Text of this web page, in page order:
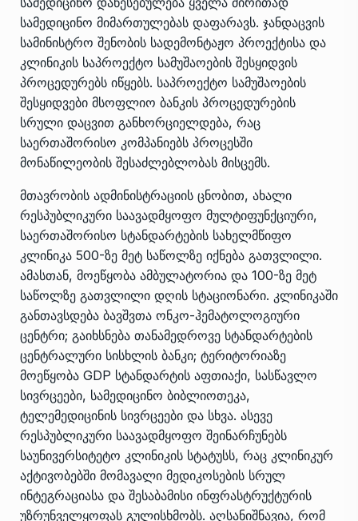
სამედიცინო მიმართულებას დაფარავს. ჯანდაცვის
სამინისტრო შენობის სადემონტაჟო პროექტისა და
კლინიკის საპროექტო სამუშაოების შესყიდვის
პროცედურებს იწყებს. საპროექტო სამუშაოების
შესყიდვები მსოფლიო ბანკის პროცედურების
სრული დაცვით განხორციელდება, რაც
საერთაშორისო კომპანიებს პროცესში
მონაწილეობის შესაძლებლობას მისცემს.
მთავრობის ადმინისტრაციის ცნობით, ახალი
რესპუბლიკური საავადმყოფო მულტიფუნქციური,
საერთაშორისო სტანდარტების სახელმწიფო
კლინიკა 500-ზე მეტ საწოლზე იქნება გათვლილი.
ამასთან, მოეწყობა ამბულატორია და 100-ზე მეტ
საწოლზე გათვლილი დღის სტაციონარი. კლინიკაში
განთავსდება ბავშვთა ონკო-ჰემატოლოგიური
ცენტრი; გაიხსნება თანამედროვე სტანდარტების
ცენტრალური სისხლის ბანკი; ტერიტორიაზე
მოეწყობა GDP სტანდარტის აფთიაქი, სასწავლო
სივრცეები, სამედიცინო ბიბლიოთეკა,
ტელემედიცინის სივრცეები და სხვა. ასევე
რესპუბლიკური საავადმყოფო შეინარჩუნებს
საუნივერსიტეტო კლინიკის სტატუსს, რაც კლინიკურ
აქტივობებში მომავალი მედიკოსების სრულ
ინტეგრაციასა და შესაბამისი ინფრასტრუქტურის
უზრუნველყოფას გულისხმობს. აღსანიშნავია, რომ